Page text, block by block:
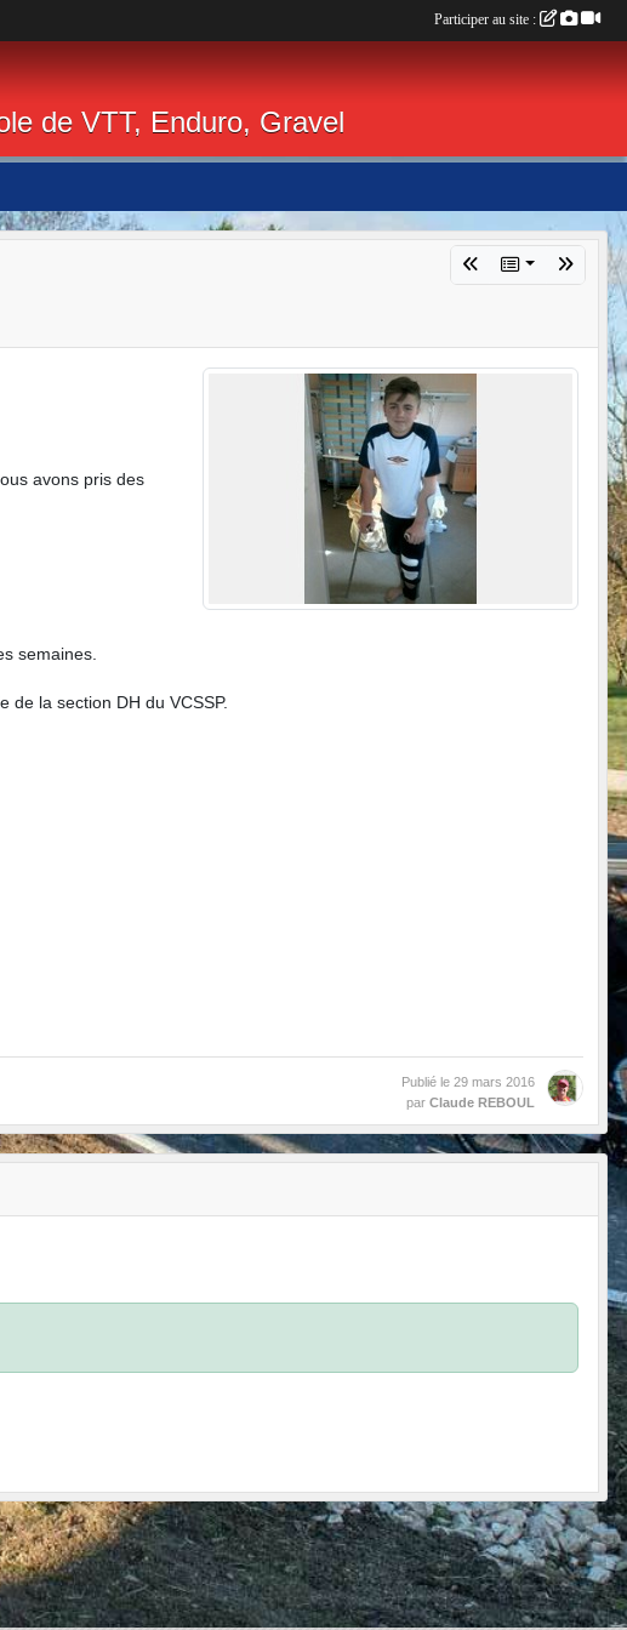
de VTT, Enduro, Gravel
avons pris des
semaines.
la section DH du VCSSP.
Publié le 29 mars 2016
par Claude REBOUL
Participer au site :